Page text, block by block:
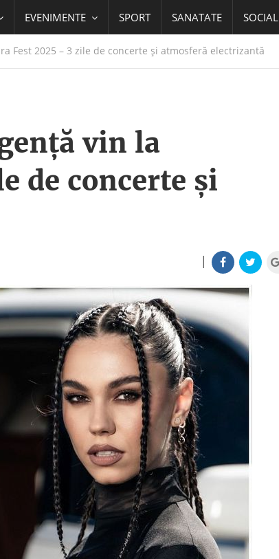
EVENIMENTE SPORT SANATATE SOCIAL
Fest 2025 – 3 zile de concerte și atmosferă electrizantă
vin la
de concerte și
|